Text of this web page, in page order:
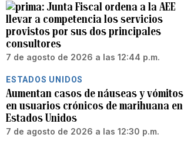
Junta Fiscal ordena a la AEE
llevar a competencia los servicios
provistos por sus dos principales
consultores
7 de agosto de 2026 a las 12:44 p.m.
ESTADOS UNIDOS
Aumentan casos de náuseas y vómitos
en usuarios crónicos de marihuana en
Estados Unidos
7 de agosto de 2026 a las 12:30 p.m.